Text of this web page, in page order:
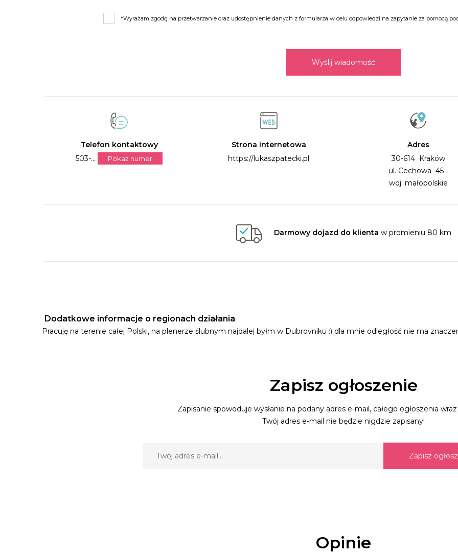
*Wyrażam zgodę na przetwarzanie oraz udostępnienie danych z formularza w celu odpowiedzi na zapytanie za pomocą
Wyślij wiadomość
Telefon kontaktowy
503-...
Pokaż numer
Strona internetowa
https://lukaszpatecki.pl
Adres
30-614 Kraków
ul. Cechowa 45
woj. małopolskie
Darmowy dojazd do klienta w promieniu 80 km
Dodatkowe informacje o regionach działania
Pracuję na terenie całej Polski, na plenerze ślubnym najdalej byłm w Dubrovniku :) dla mnie odległość nie ma
Zapisz ogłoszenie
Zapisanie spowoduje wysłanie na podany adres e-mail, całego ogłoszenia
Twój adres e-mail nie będzie nigdzie zapisany!
Zapisz
Opinie